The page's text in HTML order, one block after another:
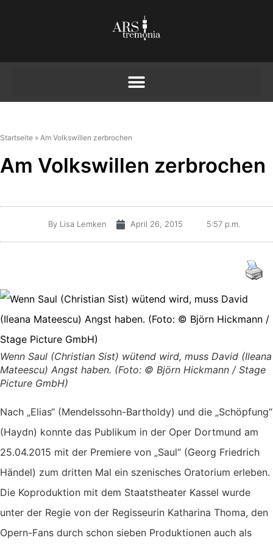
Startseite » Am Volkswillen zerbrochen
Am Volkswillen zerbrochen
ByLisa Lemken April 26, 2015 5:57 p.m.
Wenn Saul (Christian Sist) wütend wird, muss David (Ileana
Mateescu) Angst haben. (Foto: © Björn Hickmann / Stage
Picture GmbH)
Nach „Elias“ (Mendelssohn-Bartholdy) und die „Schöpfung“
(Haydn) konnte das Publikum in der Oper Dortmund am
25.04.2015 mit der Premiere von „Saul“ (Georg Friedrich
Händel) zum dritten Mal ein szenisches Oratorium erleben.
Die Koproduktion mit dem Staatstheater Kassel wurde
unter der Regie von der Regisseurin Katharina Thoma, den
Opern-Fans durch schon sieben Produktionen auch als